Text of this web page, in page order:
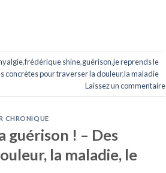
,frédérique shine,guérison,je reprends le
concrètes pour traverser la douleur,la maladie
Laissez un commentaire
CHRONIQUE
guérison ! – Des
la maladie, le